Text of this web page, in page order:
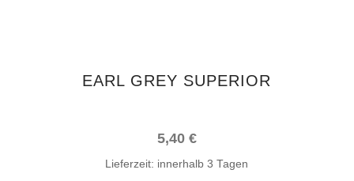
EARL GREY SUPERIOR
5,40 €
Lieferzeit: innerhalb 3 Tagen